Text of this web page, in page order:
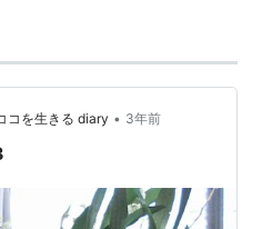
コを生きる diary • 3年前